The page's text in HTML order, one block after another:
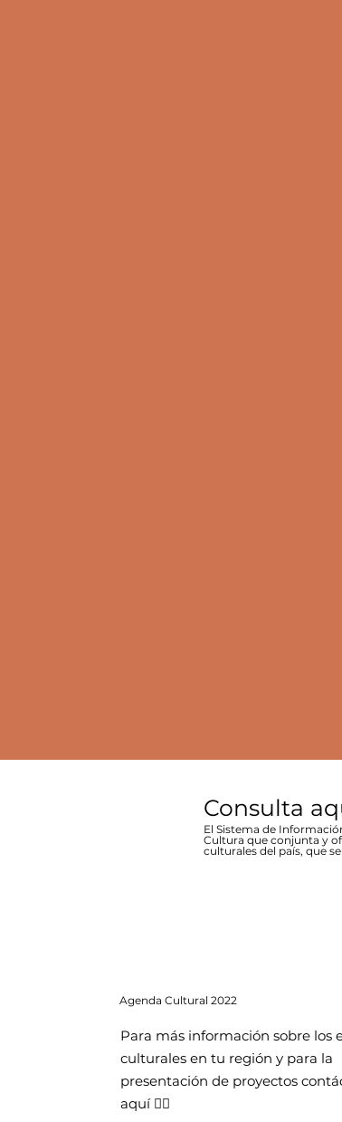
Consulta
El Sistema de
Cultura que conjunta y
culturales del país, que
AgendaCultural 2022
Para más información sobre los
culturales en tu región y para la
presentación de proyectos
aquí 👇🏻